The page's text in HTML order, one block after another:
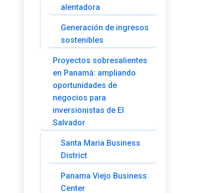
alentadora
Generación de ingresos
sostenibles
Proyectos sobresalientes
en Panamá: ampliando
oportunidades de
negocios para
inversionistas de El
Salvador
Santa Maria Business
District
Panama Viejo Business
Center